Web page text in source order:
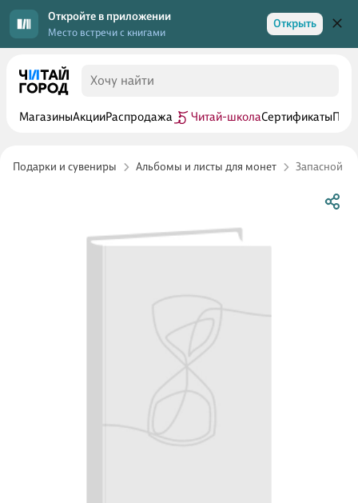
Откройте в приложении
Место встречи с книгами
Открыть
МагазиныАкцииРаспродажа Читай-школаСертификаты
Подарки и сувениры Альбомы и листы для монет Запасной